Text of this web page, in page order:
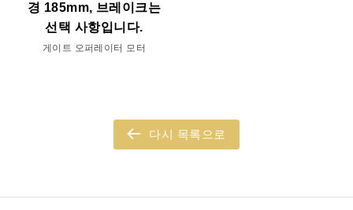
경 185mm, 브레이크는
선택 사항입니다.
게이트 오퍼레이터 모터
다시 목록으로